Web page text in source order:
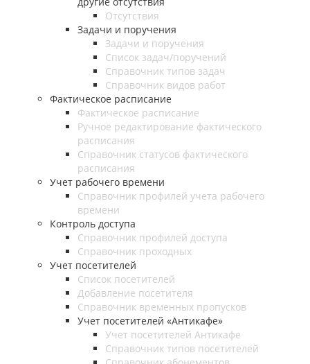
Отсутствия
Задачи и поручения
Задачи и поручения
Список задач/поручений
Справочник типов задач
Справочник видов работ
Фактическое расписание
Фактическое расписание
Ручное редактирование фактического
расписания
Справочник статусов фактического
расписания
Учет рабочего времени
Справочник профилей учета рабочего
времени
Контроль доступа
Справочник профилей доступа
Справочник проходных
Учет посетителей
Список посетителей
Добавление посетителя
Справочник временных пропусков
Учет посетителей «Антикафе»
Учет посетителей Антикафе
Справочник типов посетителей